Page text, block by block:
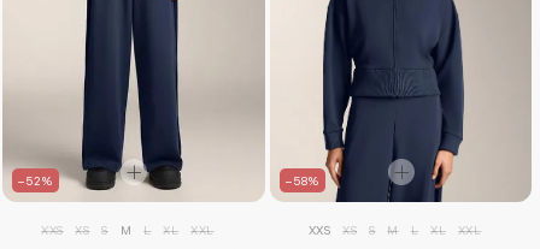
–52%
XXS XS S M L XL XXL
–58%
XXS XS S M L XL XXL